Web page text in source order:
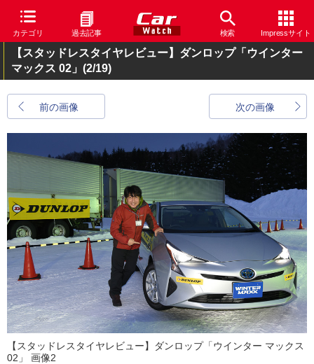
カテゴリ 過去記事 検索 Impressサイト
【スタッドレスタイヤレビュー】ダンロップ「ウインター
マックス 02」 (2/19)
前の画像 次の画像
【スタッドレスタイヤレビュー】ダンロップ「ウインター マックス
02」 画像2